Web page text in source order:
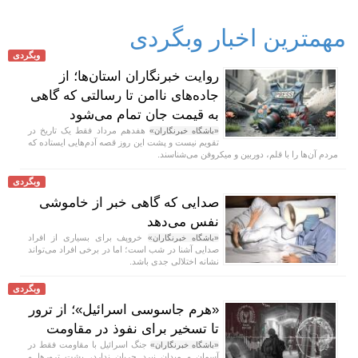
مهمترین اخبار وبگردی
وبگردی
روایت خبرنگاران استان‌ها؛ از
جاده‌های ناامن تا رسالتی که گاهی
به قیمت جان تمام می‌شود
«باشگاه خبرنگاران» هفدهم مرداد فقط یک تاریخ در
تقویم نیست و پشت این روز قصه آدم‌هایی ایستاده که
مردم آن‌ها را با قلم، دوربین و میکروفن می‌شناسند.
وبگردی
صدایی که گاهی خبر از خاموشی
نفس می‌دهد
«باشگاه خبرنگاران»خروپف برای بسیاری از افراد
صدایی آشنا در شب است؛ اما در برخی افراد می‌تواند
نشانه اختلالی جدی باشد.
وبگردی
«هرم جاسوسی اسرائیل»؛ از ترور
تا تسخیر برای نفوذ در مقاومت
«باشگاه خبرنگاران» جنگ اسرائیل با مقاومت فقط در